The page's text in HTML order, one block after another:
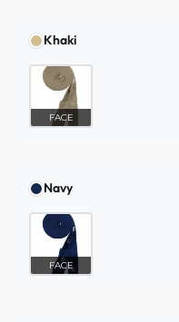
Khaki
FACE
Navy
FACE